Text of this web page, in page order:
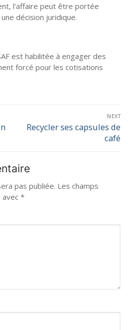
l’affaire peut être portée
décision juridique.
est habilitée à engager des
forcé pour les cotisations
NEXT
Recycler ses capsules de
café
pas publiée. Les champs
avec *